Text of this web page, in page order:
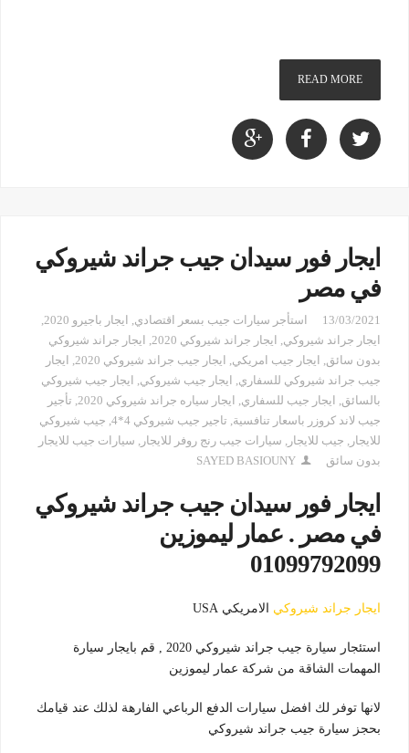
READ MORE
ايجار فور سيدان جيب جراند شيروكي
في مصر
13/03/2021 استأجر سيارات جيب بسعر اقتصادي ايجار باجيرو 2020
ايجار جراند شيروكي
ايجار جراند شيروكي 2020
ايجار جراند شيروكي
بدون سائق
ايجار جيب امريكي ايجار جيب جراند شيروكي 2020
ايجار
جيب جراند شيروكي للسفاري
ايجار جيب شيروكي
ايجار جيب شيروكي
بالسائق
ايجار جيب للسفاري ايجار سياره جراند شيروكي 2020
تأجير
جيب لاند كروزر باسعار تنافسية تاجير جيب شيروكي 4*4
جيب شيروكي
للايجار
جيب للايجار سيارات جيب رنج روفر للايجار
سيارات جيب للايجار
بدون سائق
SAYED BASIOUNY
ايجار فور سيدان جيب جراند شيروكي
في مصر . عمار ليموزين
01099792099
ايجار جراند شيروكي الامريكي USA
استئجار سيارة جيب جراند شيروكي 2020 , قم بايجار سيارة
المهمات الشاقة من شركة عمار ليموزين
لانها توفر لك افضل سيارات الدفع الرباعي الفارهة لذلك عند قيامك
بحجز سيارة جيب جراند شيروكي